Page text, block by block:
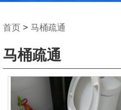
首页 > 马桶疏通
马桶疏通